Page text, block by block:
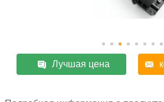
Лучшая цена